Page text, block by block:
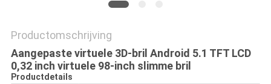
Productomschrijving
Aangepaste virtuele 3D-bril Android 5.1 TFT LCD
0,32 inch virtuele 98-inch slimme bril
Productdetails